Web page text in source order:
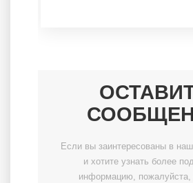
Если вы заинтересованы в
и хотите узнать более
информацию, пожалуйста,